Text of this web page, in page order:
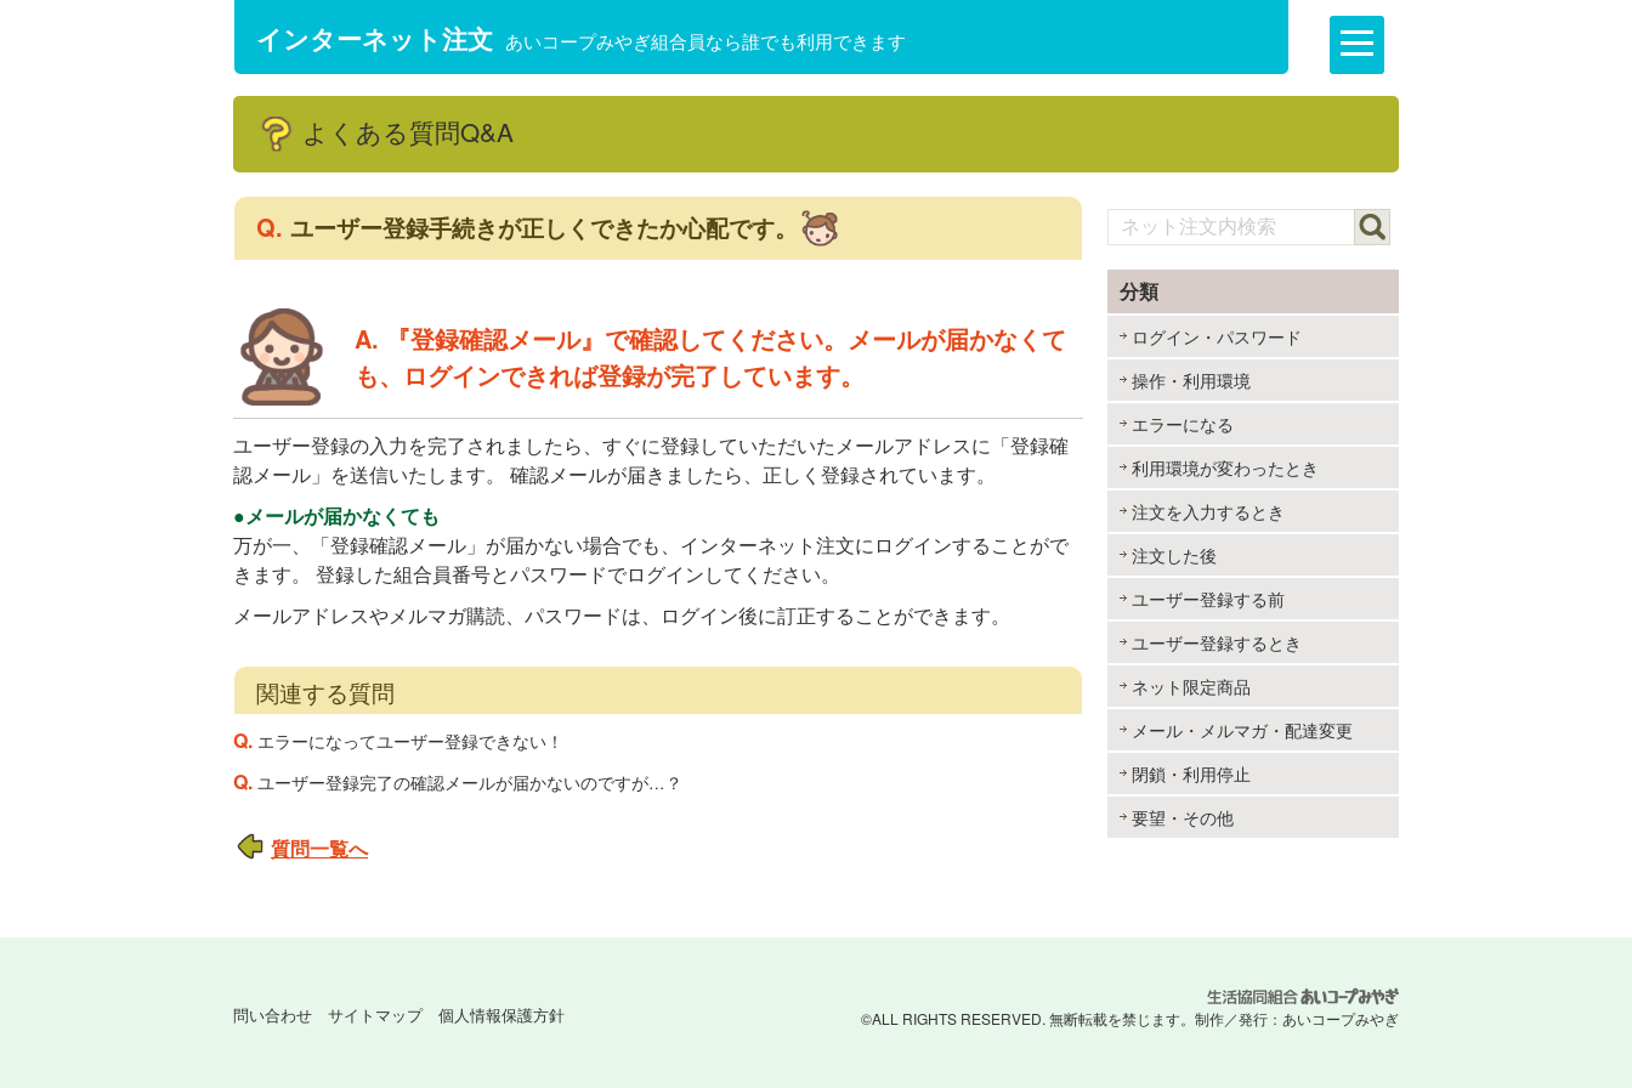
インターネット注文 あいコープみやぎ組合員なら誰でも利用できます
よくある質問Q&A
Q. ユーザー登録手続きが正しくできたか心配です。
A. 『登録確認メール』で確認してください。メールが届かなくて
も、ログインできれば登録が完了しています。
ユーザー登録の入力を完了されましたら、すぐに登録していただいたメールアドレスに「登録確
認メール」を送信いたします。 確認メールが届きましたら、正しく登録されています。
●メールが届かなくても
万が一、「登録確認メール」が届かない場合でも、インターネット注文にログインすることがで
きます。 登録した組合員番号とパスワードでログインしてください。
メールアドレスやメルマガ購読、パスワードは、ログイン後に訂正することができます。
関連する質問
Q. エラーになってユーザー登録できない！
Q. ユーザー登録完了の確認メールが届かないのですが…？
質問一覧へ
分類
ログイン・パスワード
操作・利用環境
エラーになる
利用環境が変わったとき
注文を入力するとき
注文した後
ユーザー登録する前
ユーザー登録するとき
ネット限定商品
メール・メルマガ・配達変更
閉鎖・利用停止
要望・その他
問い合わせ サイトマップ 個人情報保護方針 ©ALL RIGHTS RESERVED. 無断転載を禁じます。 制作／発行：あいコープみやぎ